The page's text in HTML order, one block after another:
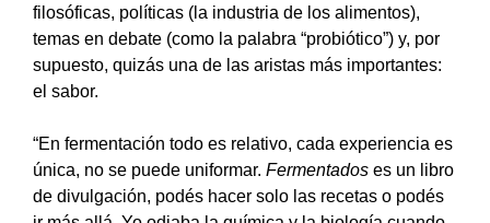
filosóficas, políticas (la industria de los alimentos),
temas en debate (como la palabra “probiótico”) y, por
supuesto, quizás una de las aristas más importantes:
el sabor.
“En fermentación todo es relativo, cada experiencia es
única, no se puede uniformar. Fermentados es un libro
de divulgación, podés hacer solo las recetas o podés